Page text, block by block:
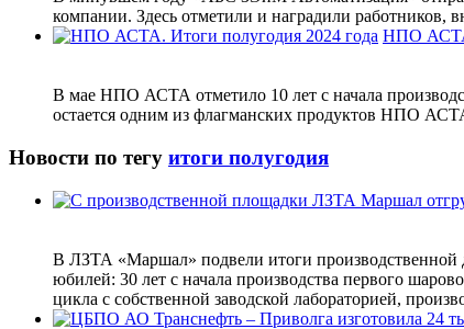
компании. Здесь отметили и наградили работников,
НПО АСТА.
В мае НПО АСТА отметило 10 лет с начала
остается одним из флагманских продуктов НПО
Новости по тегу итоги полугодия
В ЛЗТА «Маршал» подвели итоги производственной
юбилей: 30 лет с начала производства первого
цикла с собственной заводской лабораторией,